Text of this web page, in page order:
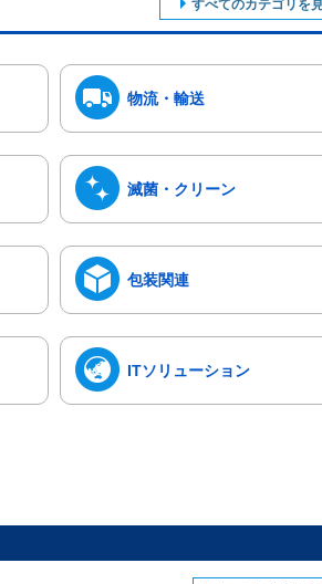
すべてのカテゴリを
物流・輸送
滅菌・クリーン
包装関連
ITソリューション